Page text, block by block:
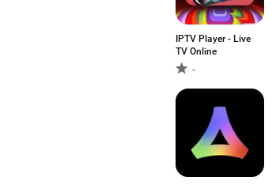
IPTV Player - Live
TV Online
-